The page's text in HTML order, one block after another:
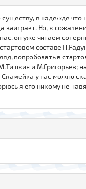
в надежде что
Но, к
он уже читаем
составе
попробовать в
и М.Григорьев;
у нас можно
я его никому не